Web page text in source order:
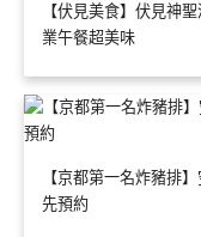
【伏見美食】伏見神
業午餐超美味
【京都第一名炸豬排
先預約